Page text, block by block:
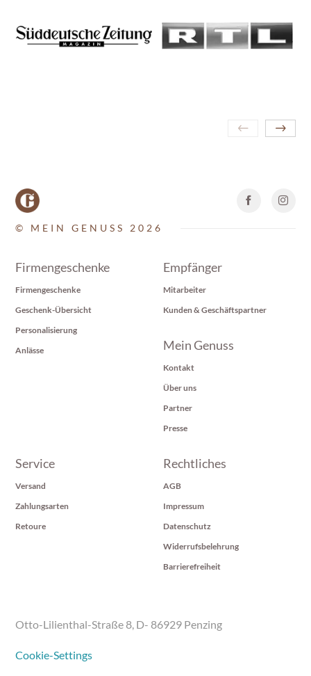
© MEIN GENUSS 2026
Firmengeschenke
Firmengeschenke
Geschenk-Übersicht
Personalisierung
Anlässe
Empfänger
Mitarbeiter
Kunden & Geschäftspartner
Mein Genuss
Kontakt
Über uns
Partner
Presse
Service
Versand
Zahlungsarten
Retoure
Rechtliches
AGB
Impressum
Datenschutz
Widerrufsbelehrung
Barrierefreiheit
Otto-Lilienthal-Straße 8, D- 86929 Penzing
Cookie-Settings